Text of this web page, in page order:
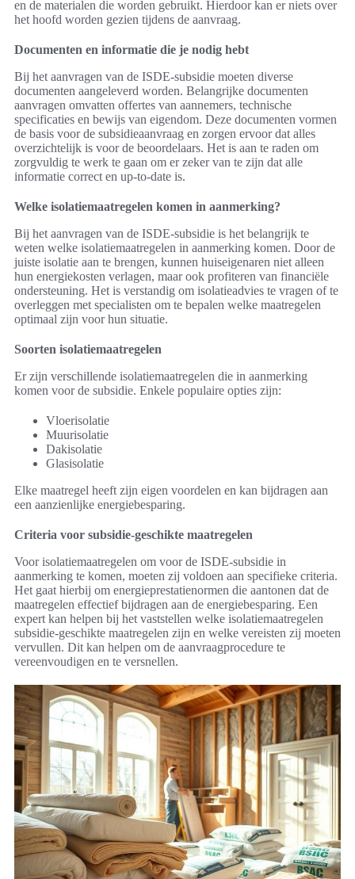
en de materialen die worden gebruikt. Hierdoor kan er niets over
het hoofd worden gezien tijdens de aanvraag.
Documenten en informatie die je nodig hebt
Bij het aanvragen van de ISDE-subsidie moeten diverse
documenten aangeleverd worden. Belangrijke documenten
aanvragen omvatten offertes van aannemers, technische
specificaties en bewijs van eigendom. Deze documenten vormen
de basis voor de subsidieaanvraag en zorgen ervoor dat alles
overzichtelijk is voor de beoordelaars. Het is aan te raden om
zorgvuldig te werk te gaan om er zeker van te zijn dat alle
informatie correct en up-to-date is.
Welke isolatiemaatregelen komen in aanmerking?
Bij het aanvragen van de ISDE-subsidie is het belangrijk te
weten welke isolatiemaatregelen in aanmerking komen. Door de
juiste isolatie aan te brengen, kunnen huiseigenaren niet alleen
hun energiekosten verlagen, maar ook profiteren van financiële
ondersteuning. Het is verstandig om isolatieadvies te vragen of te
overleggen met specialisten om te bepalen welke maatregelen
optimaal zijn voor hun situatie.
Soorten isolatiemaatregelen
Er zijn verschillende isolatiemaatregelen die in aanmerking
komen voor de subsidie. Enkele populaire opties zijn:
Vloerisolatie
Muurisolatie
Dakisolatie
Glasisolatie
Elke maatregel heeft zijn eigen voordelen en kan bijdragen aan
een aanzienlijke energiebesparing.
Criteria voor subsidie-geschikte maatregelen
Voor isolatiemaatregelen om voor de ISDE-subsidie in
aanmerking te komen, moeten zij voldoen aan specifieke criteria.
Het gaat hierbij om energieprestatienormen die aantonen dat de
maatregelen effectief bijdragen aan de energiebesparing. Een
expert kan helpen bij het vaststellen welke isolatiemaatregelen
subsidie-geschikte maatregelen zijn en welke vereisten zij moeten
vervullen. Dit kan helpen om de aanvraagprocedure te
vereenvoudigen en te versnellen.